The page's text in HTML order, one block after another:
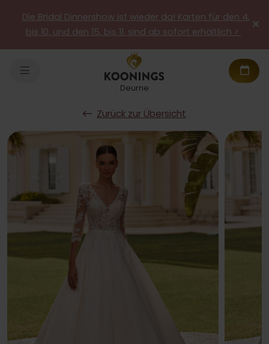
Die Bridal Dinnershow ist wieder da! Karten für den 4.
bis 10. und den 15. bis 11. sind ab sofort erhältlich >
Deurne
Zurück zur Übersicht